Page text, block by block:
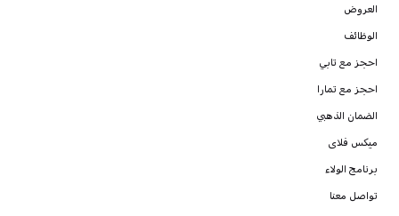
العروض
الوظائف
احجز مع تابي
احجز مع تمارا
الضمان الذهبي
ميكس فلاى
برنامج الولاء
تواصل معنا